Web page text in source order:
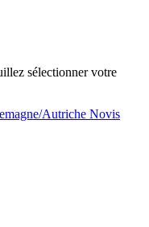
sélectionner votre
Autriche Novis